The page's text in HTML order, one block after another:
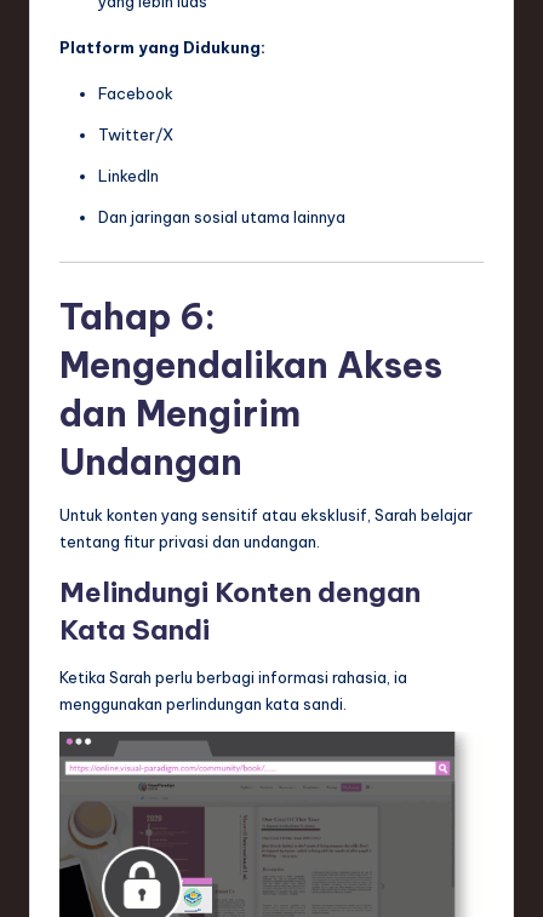
Platform yang Didukung:
Facebook
Twitter/X
LinkedIn
Dan jaringan sosial utama lainnya
Tahap 6:
Mengendalikan Akses
dan Mengirim
Undangan
Untuk konten yang sensitif atau eksklusif, Sarah belajar
tentang fitur privasi dan undangan.
Melindungi Konten dengan
Kata Sandi
Ketika Sarah perlu berbagi informasi rahasia, ia
menggunakan perlindungan kata sandi.